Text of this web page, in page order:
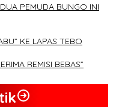
PEMUDA BUNGO INI
KE LAPAS TEBO
REMISI BEBAS”